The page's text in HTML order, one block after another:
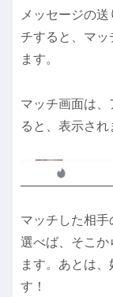
メッセージの
チすると、マッ
ます。
マッチ画面は
ると、表示され
マッチした相
選べば、そこか
ます。あとは
す！